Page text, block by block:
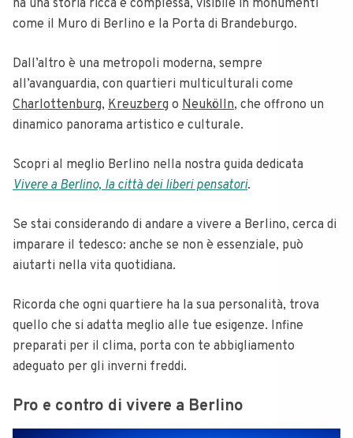
ha una storia ricca e complessa, visibile in monumenti
come il Muro di Berlino e la Porta di Brandeburgo.
Dall’altro è una metropoli moderna, sempre
all’avanguardia, con quartieri multiculturali come
Charlottenburg, Kreuzberg o Neukölln, che offrono un
dinamico panorama artistico e culturale.
Scopri al meglio Berlino nella nostra guida dedicata
Vivere a Berlino, la città dei liberi pensatori.
Se stai considerando di andare a vivere a Berlino, cerca di
imparare il tedesco: anche se non è essenziale, può
aiutarti nella vita quotidiana.
Ricorda che ogni quartiere ha la sua personalità, trova
quello che si adatta meglio alle tue esigenze. Infine
preparati per il clima, porta con te abbigliamento
adeguato per gli inverni freddi.
Pro e contro di vivere a Berlino